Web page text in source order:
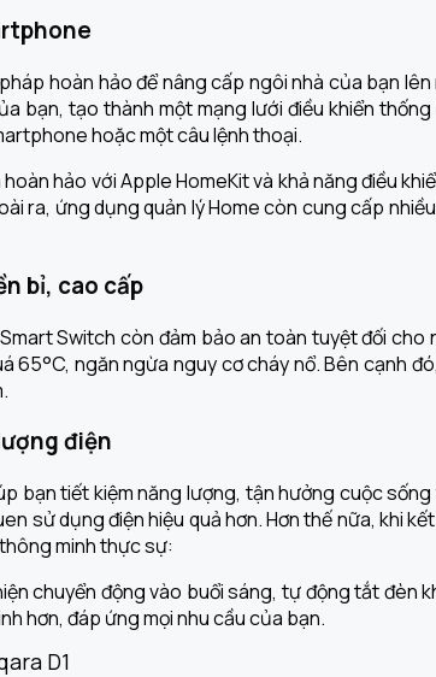
hoàn hảo để nâng cấp ngôi nhà của bạn
bạn, tạo thành một mạng lưới điều khiển
hoặc một câu lệnh thoại.
hảo với Apple HomeKit và khả năng điều
ra, ứng dụng quản lý Home còn cung cấp
bỉ, cao cấp
Switch còn đảm bảo an toàn tuyệt đối
ngăn ngừa nguy cơ cháy nổ. Bên cạnh
điện
bạn tiết kiệm năng lượng, tận hưởng cuộc
sử dụng điện hiệu quả hơn. Hơn thế nữa, khi
minh thực sự:
chuyển động vào buổi sáng, tự động tắt đèn
hơn, đáp ứng mọi nhu cầu của bạn.
D1